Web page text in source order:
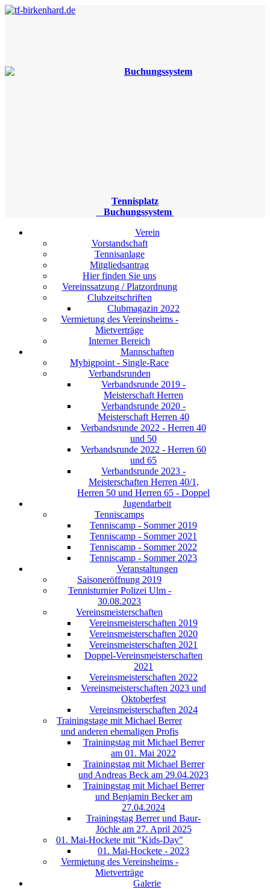
Tennisplatz
Buchungssystem
Verein
Vorstandschaft
Tennisanlage
Mitgliedsantrag
Hier finden Sie uns
Vereinssatzung / Platzordnung
Clubzeitschriften
Clubmagazin 2022
Vermietung des Vereinsheims -
Mietverträge
Interner Bereich
Mannschaften
Mybigpoint - Single-Race
Verbandsrunden
Verbandsrunde 2019 -
Meisterschaft Herren
Verbandsrunde 2020 -
Meisterschaft Herren 40
Verbandsrunde 2022 - Herren 40
und 50
Verbandsrunde 2022 - Herren 60
und 65
Verbandsrunde 2023 -
Meisterschaften Herren 40/1,
Herren 50 und Herren 65 - Doppel
Jugendarbeit
Tenniscamps
Tenniscamp - Sommer 2019
Tenniscamp - Sommer 2021
Tenniscamp - Sommer 2022
Tenniscamp - Sommer 2023
Veranstaltungen
Saisoneröffnung 2019
Tennisturnier Polizei Ulm -
30.08.2023
Vereinsmeisterschaften
Vereinsmeisterschaften 2019
Vereinsmeisterschaften 2020
Vereinsmeisterschaften 2021
Doppel-Vereinsmeisterschaften
2021
Vereinsmeisterschaften 2022
Vereinsmeisterschaften 2023 und
Oktoberfest
Vereinsmeisterschaften 2024
Trainingstage mit Michael Berrer
und anderen ehemaligen Profis
Trainingstag mit Michael Berrer
am 01. Mai 2022
Trainingstag mit Michael Berrer
und Andreas Beck am 29.04.2023
Trainingstag mit Michael Berrer
und Benjamin Becker am
27.04.2024
Trainingstag Berrer und Baur-
Jöchle am 27. April 2025
01. Mai-Hockete mit "Kids-Day"
01. Mai-Hockete - 2023
Vermietung des Vereinsheims -
Mietverträge
Galerie